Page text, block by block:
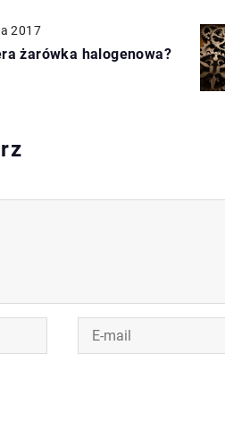
2017
żarówka halogenowa?